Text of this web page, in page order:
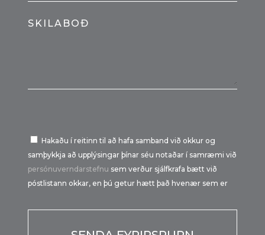
SKILABOÐ
Hakaðu í reitinn til að hafa samband við okkur og
samþykkja að upplýsingar þínar séu notaðar í samræmi við
persónuverndarstefnu sem verður sjálfkrafa bætt við
póstlistann okkar, en þú getur hætt það hvenær sem er